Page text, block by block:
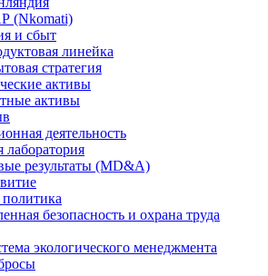
(Nkomati)
и сбыт
линейка
стратегия
активы
активы
деятельность
результаты (MD&A)
безопасность и охрана труда
экологического менеджмента